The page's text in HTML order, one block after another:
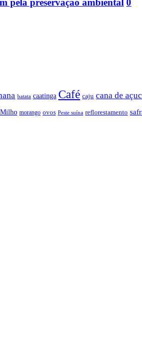
pela preservação ambiental 0
batata caatinga Café caju cana de
Milho morango ovos Peste suína reflorestamento